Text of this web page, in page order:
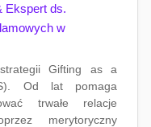
Ekspert ds.
w
Gifting as a
Od lat pomaga
trwałe relacje
merytoryczny